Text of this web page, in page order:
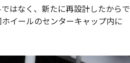
はなく、新たに再設計したからで
イールのセンターキャップ内に